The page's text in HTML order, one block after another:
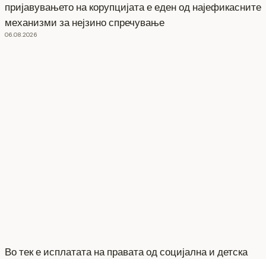
пријавувањето на корупцијата е еден од најефикасните
механизми за нејзино спречување
06.08.2026
Во тек е исплатата на правата од социјална и детска